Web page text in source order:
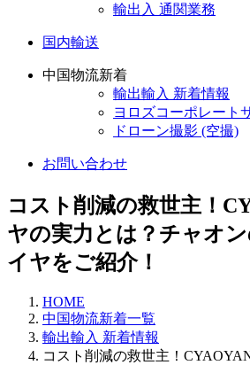
輸出入 通関業務
国内輸送
中国物流新着
輸出輸入 新着情報
ヨロズコーポレート
ドローン撮影 (空撮)
お問い合わせ
コスト削減の救世主！
ヤの実力とは？チャオ
イヤをご紹介！
HOME
中国物流新着一覧
輸出輸入 新着情報
コスト削減の救世主！